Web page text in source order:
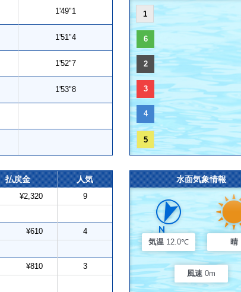
1'49"1
1'51"4
1'52"7
1'53"8
1
6
2
3
4
5
払戻金 人気
¥2,320 9
¥610 4
¥810 3
水面気象情報
気温 12.0℃ 晴
風速 0m